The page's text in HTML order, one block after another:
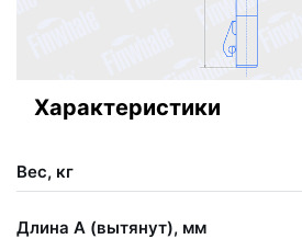
Характеристики
Вес, кг
Длина А (вытянут), мм